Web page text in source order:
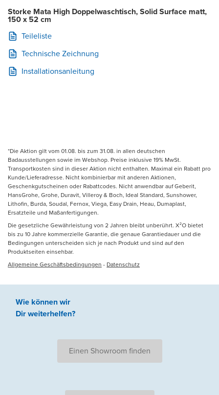
Storke Mata High Doppelwaschtisch, Solid Surface matt,
150 x 52 cm
Teileliste
Technische Zeichnung
Installationsanleitung
*Die Aktion gilt vom 01.08. bis zum 31.08. in allen deutschen
Badausstellungen sowie im Webshop. Preise inklusive 19% MwSt.
Transportkosten sind in dieser Aktion nicht enthalten. Maximal ein Rabatt pro
Kunde/Lieferadresse. Nicht kombinierbar mit anderen Aktionen,
Geschenkgutscheinen oder Rabattcodes. Nicht anwendbar auf Geberit,
HansGrohe, Grohe, Duravit, Villeroy & Boch, Ideal Standard, Sunshower,
Lithofin, Burda, Soudal, Fernox, Viega, Easy Drain, Heau, Dumaplast,
Ersatzteile und Maßanfertigungen.
Die gesetzliche Gewährleistung von 2 Jahren bleibt unberührt. X²O bietet
bis zu 10 Jahre kommerzielle Garantie, die genaue Garantiedauer und die
Bedingungen unterscheiden sich je nach Produkt und sind auf den
Produktseiten einsehbar.
Allgemeine Geschäftsbedingungen - Datenschutz
Wie können wir
Dir weiterhelfen?
Einen Showroom finden